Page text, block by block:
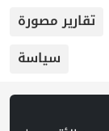
تقارير مصورة
سياسة